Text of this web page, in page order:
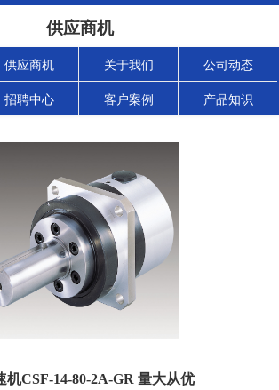
供应商机
供应商机 关于我们 公司动态
招聘中心 客户案例 产品知识
机CSF-14-80-2A-GR 量大从优